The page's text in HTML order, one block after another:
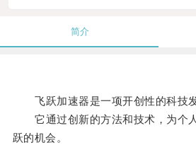
简介
飞跃加速器是一项开创性的科技发
它通过创新的方法和技术，为个
跃的机会。